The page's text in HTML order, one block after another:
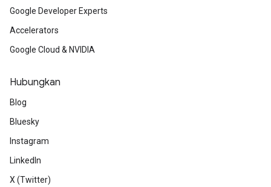
Google Developer Experts
Accelerators
Google Cloud & NVIDIA
Hubungkan
Blog
Bluesky
Instagram
LinkedIn
X (Twitter)